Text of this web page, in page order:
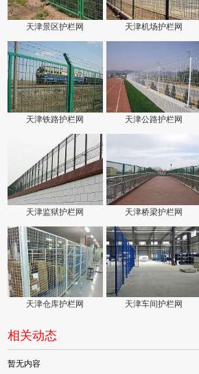
天津景区护栏网 天津机场护栏网
天津铁路护栏网 天津公路护栏网
天津监狱护栏网 天津桥梁护栏网
天津仓库护栏网 天津车间护栏网
相关动态
暂无内容